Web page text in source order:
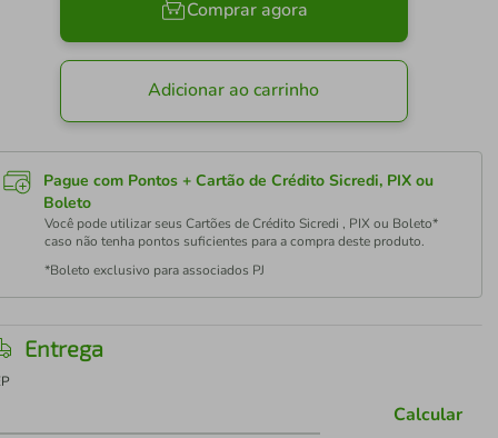
Comprar agora
Adicionar ao carrinho
Pague com Pontos + Cartão de Crédito Sicredi, PIX ou
Boleto
Você pode utilizar seus Cartões de Crédito Sicredi , PIX ou Boleto*
caso não tenha pontos suficientes para a compra deste produto.
*Boleto exclusivo para associados PJ
Entrega
Calcular